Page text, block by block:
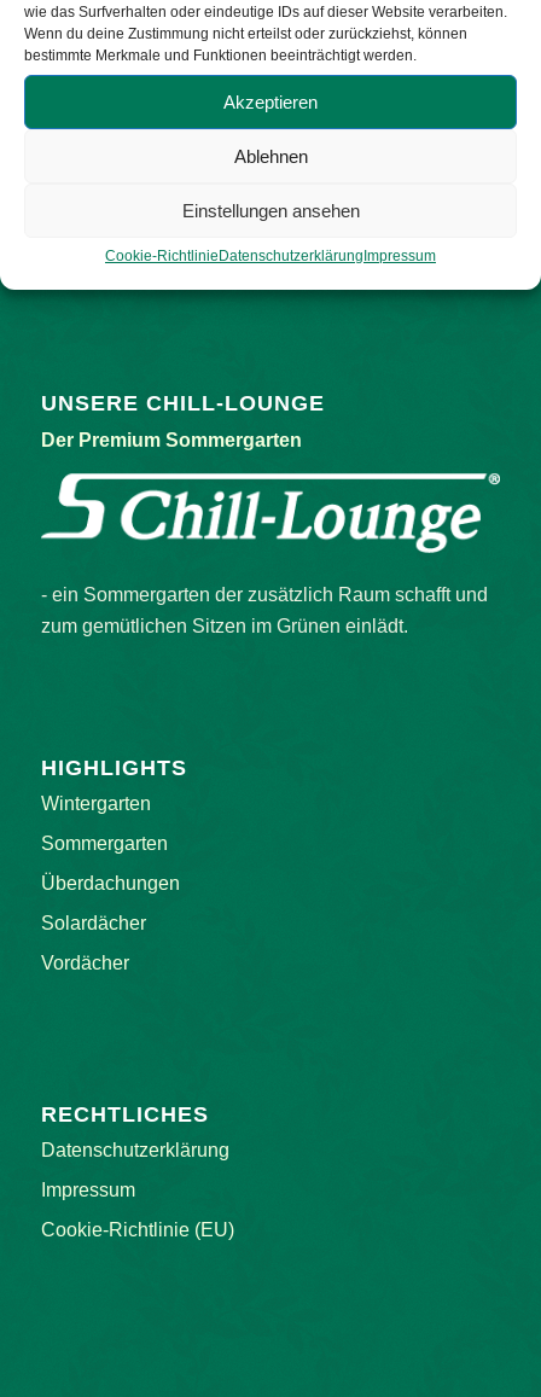
wie das Surfverhalten oder eindeutige IDs auf dieser Website verarbeiten.
Wenn du deine Zustimmung nicht erteilst oder zurückziehst, können
bestimmte Merkmale und Funktionen beeinträchtigt werden.
Akzeptieren
Ablehnen
Einstellungen ansehen
Cookie-Richtlinie Datenschutzerklärung Impressum
KONTAKT
Schilling GmbH
D-26629 Großefehn
E-Mail:info@schilling-gmbh.com
UNSERE CHILL-LOUNGE
Der Premium Sommergarten
- ein Sommergarten der zusätzlich Raum schafft und
zum gemütlichen Sitzen im Grünen einlädt.
HIGHLIGHTS
Wintergarten
Sommergarten
Überdachungen
Solardächer
Vordächer
RECHTLICHES
Datenschutzerklärung
Impressum
Cookie-Richtlinie (EU)